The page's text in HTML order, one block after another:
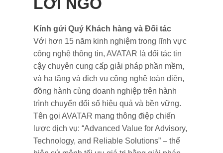
LỜI NGỎ
Kính gửi Quý Khách hàng và Đối tác
Với hơn 15 năm kinh nghiệm trong lĩnh vực
công nghệ thông tin, AVATAR là đối tác tin
cậy chuyên cung cấp giải pháp phần mềm,
và hạ tầng và dịch vụ công nghệ toàn diện,
đồng hành cùng doanh nghiệp trên hành
trình chuyển đổi số hiệu quả và bền vững.
Tên gọi AVATAR mang thông điệp chiến
lược dịch vụ: “Advanced Value for Advisory,
Technology, and Reliable Solutions” – thể